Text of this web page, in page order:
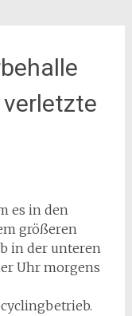
es in den
größeren
in der unteren
Uhr morgens